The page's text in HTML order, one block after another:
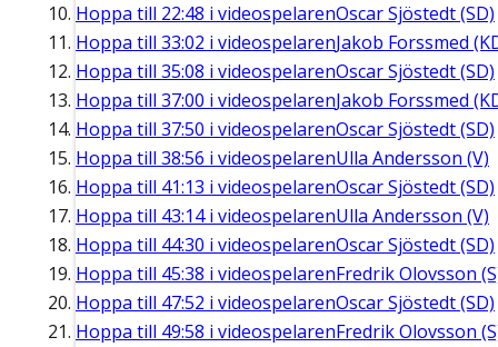
Hoppa till 22:48 i videospelarenOscar Sjöstedt (SD)
Hoppa till 33:02 i videospelarenJakob Forssmed
Hoppa till 35:08 i videospelarenOscar Sjöstedt (SD)
Hoppa till 37:00 i videospelarenJakob Forssmed
Hoppa till 37:50 i videospelarenOscar Sjöstedt (SD)
Hoppa till 38:56 i videospelarenUlla Andersson (V)
Hoppa till 41:13 i videospelarenOscar Sjöstedt (SD)
Hoppa till 43:14i videospelarenUlla Andersson (V)
Hoppa till 44:30 i videospelarenOscar Sjöstedt (SD)
Hoppa till 45:38 i videospelarenFredrik Olovsson
Hoppa till 47:52 i videospelarenOscar Sjöstedt (SD)
Hoppa till 49:58 i videospelarenFredrik Olovsson